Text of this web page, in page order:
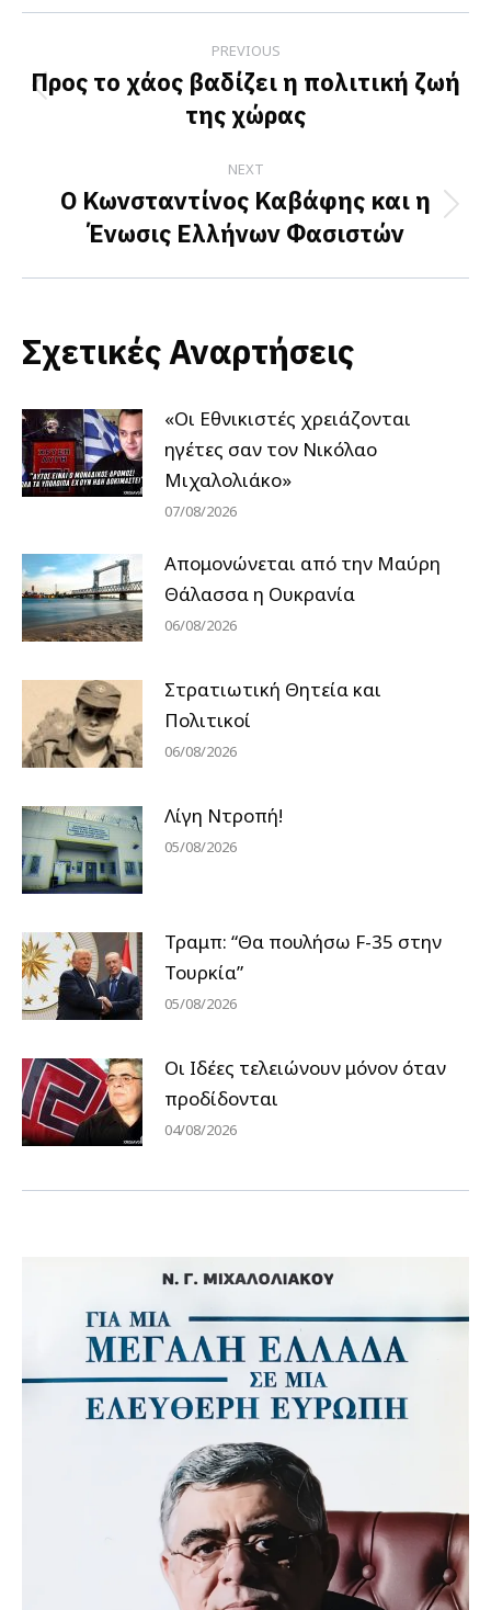
navigation
PREVIOUS
Previous
post:
Προς το χάος βαδίζει η πολιτική ζωή
της χώρας
NEXT
Next
post:
Ο Κωνσταντίνος Καβάφης και η
Ένωσις Ελλήνων Φασιστών
Σχετικές Αναρτήσεις
«Οι Εθνικιστές χρειάζονται
ηγέτες σαν τον Νικόλαο
Μιχαλολιάκο»
07/08/2026
Απομονώνεται από την Μαύρη
Θάλασσα η Ουκρανία
06/08/2026
Στρατιωτική Θητεία και
Πολιτικοί
06/08/2026
Λίγη Ντροπή!
05/08/2026
Τραμπ: “Θα πουλήσω F-35 στην
Τουρκία”
05/08/2026
Οι Ιδέες τελειώνουν μόνον όταν
προδίδονται
04/08/2026